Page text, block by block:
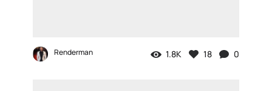
Renderman 1.8K 18 0